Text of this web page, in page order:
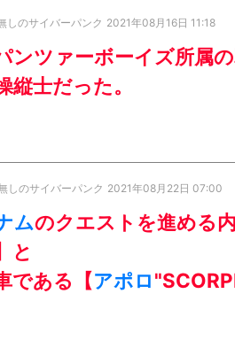
しのサイバーパンク 2021年08月16日 11:18
ンツァーボーイズ所属
縦士だった。
しのサイバーパンク 2021年08月22日 07:00
ムのクエストを進める
と
である【アポロ